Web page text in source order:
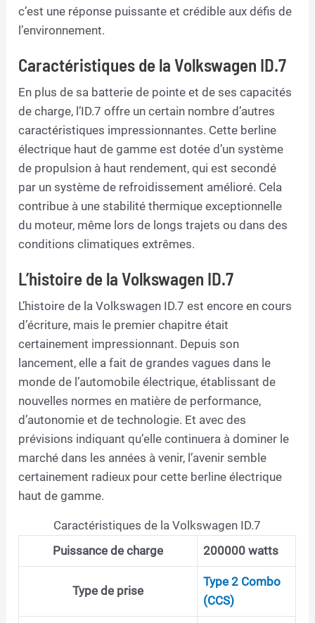
c’est une réponse puissante et crédible aux défis de
l’environnement.
Caractéristiques de la Volkswagen ID.7
En plus de sa batterie de pointe et de ses capacités
de charge, l’ID.7 offre un certain nombre d’autres
caractéristiques impressionnantes. Cette berline
électrique haut de gamme est dotée d’un système
de propulsion à haut rendement, qui est secondé
par un système de refroidissement amélioré. Cela
contribue à une stabilité thermique exceptionnelle
du moteur, même lors de longs trajets ou dans des
conditions climatiques extrêmes.
L’histoire de la Volkswagen ID.7
L’histoire de la Volkswagen ID.7 est encore en cours
d’écriture, mais le premier chapitre était
certainement impressionnant. Depuis son
lancement, elle a fait de grandes vagues dans le
monde de l’automobile électrique, établissant de
nouvelles normes en matière de performance,
d’autonomie et de technologie. Et avec des
prévisions indiquant qu’elle continuera à dominer le
marché dans les années à venir, l’avenir semble
certainement radieux pour cette berline électrique
haut de gamme.
Caractéristiques de la Volkswagen ID.7
Puissance de charge
200000 watts
Type de prise
Type 2 Combo
(CCS)